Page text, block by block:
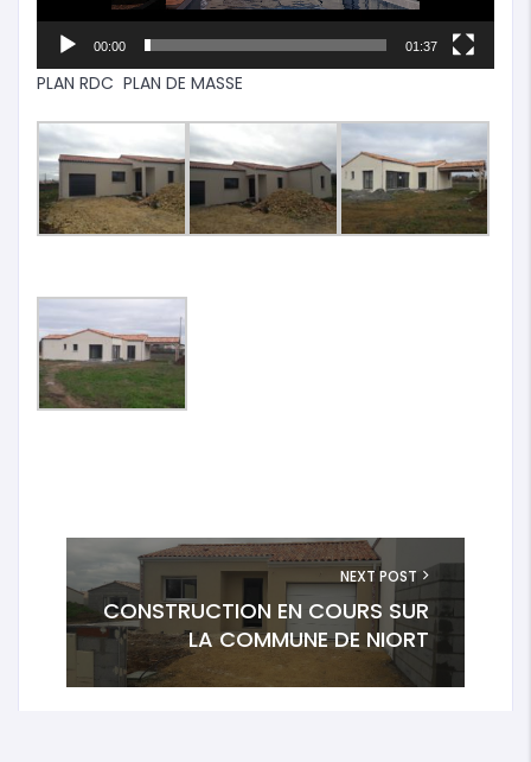
00:00 01:37
PLAN RDC PLAN DE MASSE
NEXT POST
CONSTRUCTION EN COURS SUR
LA COMMUNE DE NIORT